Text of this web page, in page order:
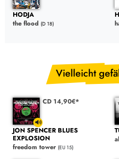
HODJA
the flood (D 18)
Vielleicht
CD 14,90€*
JON SPENCER BLUES
EXPLOSION
freedom tower (EU 15)